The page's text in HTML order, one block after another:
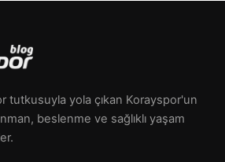
tutkusuyla yola çıkan Korayspor'un
beslenme ve sağlıklı yaşam